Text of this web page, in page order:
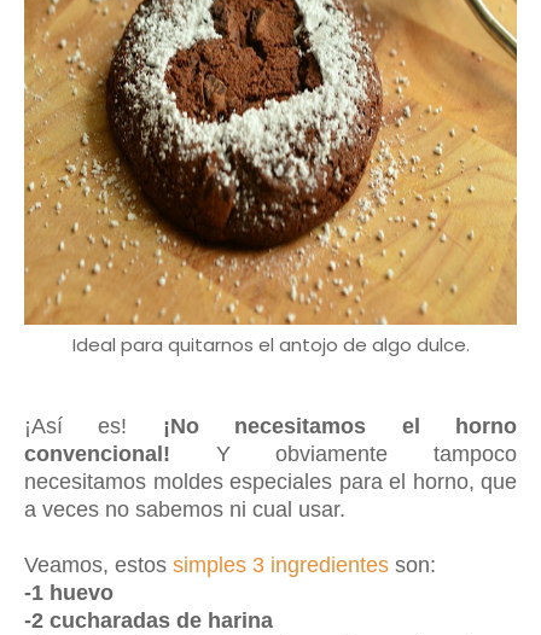
Ideal para quitarnos el antojo de algo dulce.
¡Así es! ¡No necesitamos el horno
convencional! Y obviamente tampoco
necesitamos moldes especiales para el horno, que
a veces no sabemos ni cual usar.
Veamos, estos simples 3 ingredientes son:
-1 huevo
-2 cucharadas de harina